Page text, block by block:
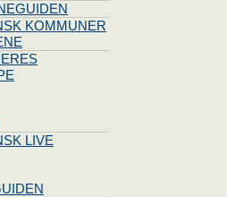
KOMMUNER
LIVE